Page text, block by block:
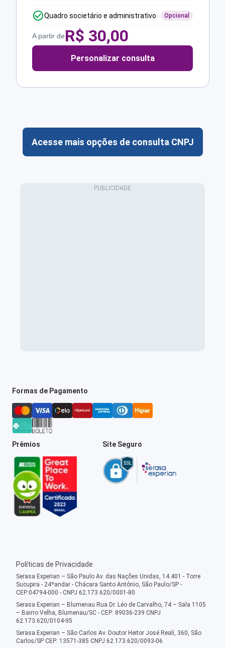
Quadro societário e administrativo Opcional
A partir deR$ 30,00
Personalizar consulta
Acesse mais opções de consulta CNPJ
Formas de Pagamento
Prêmios Site Seguro
Políticas de Privacidade
Serasa Experian – São Paulo Av. das Nações Unidas, 14.401 - Torre
Sucupira - 24ºandar - Chácara Santo Antônio, São Paulo/SP -
CEP:04794-000 - CNPJ 62.173.620/0001-80
Serasa Experian – Blumenau Rua Dr. Léo de Carvalho, 74 – Sala 1105
– Bairro Velha, Blumenau/SC - CEP: 89036-239 CNPJ
62.173.620/0104-95
Serasa Experian – São Carlos Av. Doutor Heitor José Reali, 360, São
Carlos/SP CEP: 13571-385 CNPJ 62.173.620/0093-06